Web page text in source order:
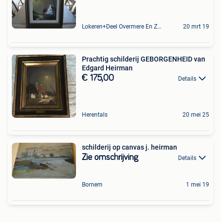
Lokeren+Deel Overmere En Zele 20 mrt 19
Prachtig schilderij GEBORGENHEID van
Edgard Heirman
€ 175,00 Details
Herentals 20 mei 25
schilderij op canvas j. heirman
Zie omschrijving Details
Bornem 1 mei 19